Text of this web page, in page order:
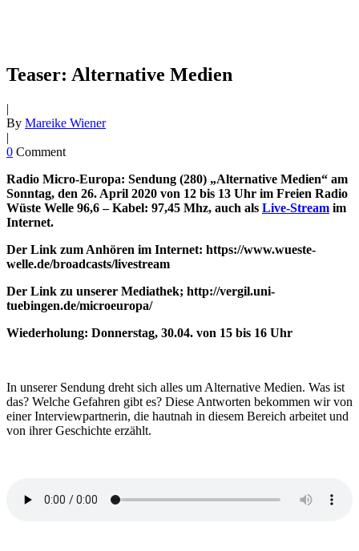
Teaser: Alternative Medien
|
By Mareike Wiener
|
0 Comment
Radio Micro-Europa: Sendung (280) „Alternative Medien“ am
Sonntag, den 26. April 2020 von 12 bis 13 Uhr im Freien Radio
Wüste Welle 96,6 – Kabel: 97,45 Mhz, auch als Live-Stream im
Internet.
Der Link zum Anhören im Internet: https://www.wueste-
welle.de/broadcasts/livestream
Der Link zu unserer Mediathek; http://vergil.uni-
tuebingen.de/microeuropa/
Wiederholung: Donnerstag, 30.04. von 15 bis 16 Uhr
In unserer Sendung dreht sich alles um Alternative Medien. Was ist
das? Welche Gefahren gibt es? Diese Antworten bekommen wir von
einer Interviewpartnerin, die hautnah in diesem Bereich arbeitet und
von ihrer Geschichte erzählt.